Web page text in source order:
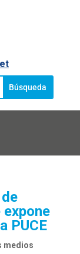
PUCE
medios